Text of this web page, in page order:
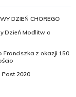
DZIEŃ CHOREGO
Dzień Modlitw o
z okazji 150.
2020